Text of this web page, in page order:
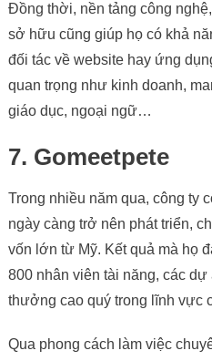
Đồng thời, nền tảng công
sở hữu cũng giúp họ có khả
đối tác về website hay ứng
quan trọng như kinh doanh,
giáo dục, ngoại ngữ…
7. Gomeetpete
Trong nhiều năm qua, công ty
ngày càng trở nên phát triển,
vốn lớn từ Mỹ. Kết quả mà họ
800 nhân viên tài năng, các
thưởng cao quý trong lĩnh vực
Qua phong cách làm việc